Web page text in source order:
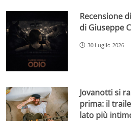
Recensione
di Giuseppe
30 Luglio 2026
Jovanotti si
prima: il
lato più